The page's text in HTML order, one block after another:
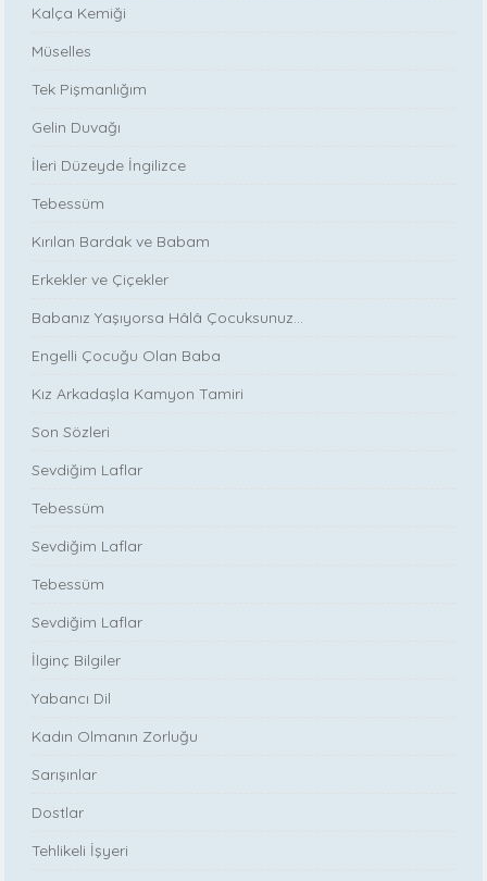
Kalça Kemiği
Müselles
Tek Pişmanlığım
Gelin Duvağı
İleri Düzeyde İngilizce
Tebessüm
Kırılan Bardak ve Babam
Erkekler ve Çiçekler
Babanız Yaşıyorsa Hâlâ Çocuksunuz...
Engelli Çocuğu Olan Baba
Kız Arkadaşla Kamyon Tamiri
Son Sözleri
Sevdiğim Laflar
Tebessüm
Sevdiğim Laflar
Tebessüm
Sevdiğim Laflar
İlginç Bilgiler
Yabancı Dil
Kadın Olmanın Zorluğu
Sarışınlar
Dostlar
Tehlikeli İşyeri